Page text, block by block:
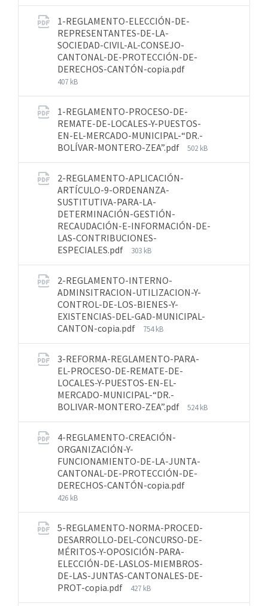
1-REGLAMENTO-ELECCIÓN-DE-
REPRESENTANTES-DE-LA-
SOCIEDAD-CIVIL-AL-CONSEJO-
CANTONAL-DE-PROTECCIÓN-DE-
DERECHOS-CANTÓN-copia.pdf
407 kB
1-REGLAMENTO-PROCESO-DE-
REMATE-DE-LOCALES-Y-PUESTOS-
EN-EL-MERCADO-MUNICIPAL-“DR.-
BOLÍVAR-MONTERO-ZEA”.pdf
502 kB
2-REGLAMENTO-APLICACIÓN-
ARTÍCULO-9-ORDENANZA-
SUSTITUTIVA-PARA-LA-
DETERMINACIÓN-GESTIÓN-
RECAUDACIÓN-E-INFORMACIÓN-DE-
LAS-CONTRIBUCIONES-
ESPECIALES.pdf
303 kB
2-REGLAMENTO-INTERNO-
ADMINSITRACION-UTILIZACION-Y-
CONTROL-DE-LOS-BIENES-Y-
EXISTENCIAS-DEL-GAD-MUNICIPAL-
CANTON-copia.pdf
754 kB
3-REFORMA-REGLAMENTO-PARA-
EL-PROCESO-DE-REMATE-DE-
LOCALES-Y-PUESTOS-EN-EL-
MERCADO-MUNICIPAL-“DR.-
BOLIVAR-MONTERO-ZEA”.pdf
524 kB
4-REGLAMENTO-CREACIÓN-
ORGANIZACIÓN-Y-
FUNCIONAMIENTO-DE-LA-JUNTA-
CANTONAL-DE-PROTECCIÓN-DE-
DERECHOS-CANTÓN-copia.pdf
426 kB
5-REGLAMENTO-NORMA-PROCED-
DESARROLLO-DEL-CONCURSO-DE-
MÉRITOS-Y-OPOSICIÓN-PARA-
ELECCIÓN-DE-LASLOS-MIEMBROS-
DE-LAS-JUNTAS-CANTONALES-DE-
PROT-copia.pdf
427 kB